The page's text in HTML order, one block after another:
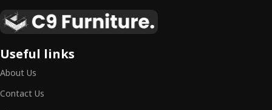
เหนือระดับ
เฟอร์นิเจอร์ไม้ไม่ใช่เพียงของตกแต่ง แต่เป็นงานศิลปะที่สะท้อนถึงรสนิยมและ
สามารถผสานความสวยงาม ความแข็งแรง และการใช้งานที่ตอบโจทย์ทุกความ
ต้องการได้อย่างลงตัว เฟอร์นิเจอร์ทุกชิ้นของเราผลิตจากวัสดุคุณภาพสูง ผ่าน
Useful links
About Us
Contact Us